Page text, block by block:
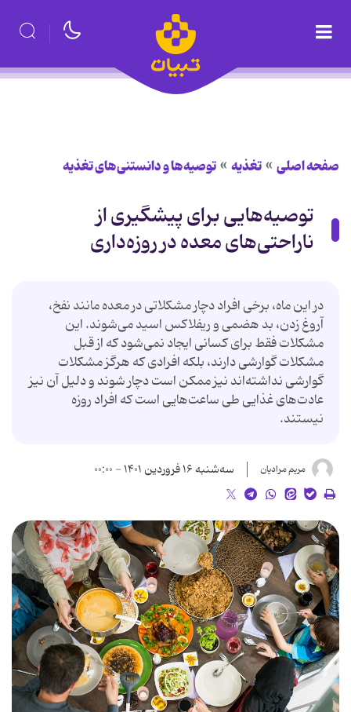
صفحه اصلی تغذیه توصیه‌ها و دانستنی‌های تغذیه
توصیه‌هایی برای پیشگیری از
ناراحتی‌های معده در روزه‌داری
در این ماه، برخی افراد دچار مشکلاتی در معده مانند نفخ،
آروغ زدن، بد هضمی و ریفلاکس اسید می‌شوند. این
مشکلات فقط برای کسانی ایجاد نمی‌شود که از قبل
مشکلات گوارشی دارند، بلکه افرادی که هرگز مشکلات
گوارشی نداشته‌اند نیز ممکن است دچار شوند و دلیل آن نیز
عادت‌های غذایی طی ساعت‌هایی است که افراد روزه
نیستند.
مریم مرادیان سه‌شنبه ۱۶ فروردین ۱۴۰۱ - ۰۰:۰۰